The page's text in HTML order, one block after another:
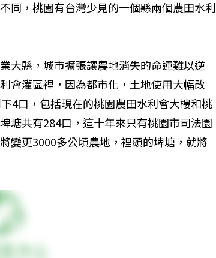
同，桃園有台灣少見的一個縣兩個農田水利
大縣，城市擴張讓農地消失的命運難以逆
會灌區裡，因為都市化，土地使用大幅改
4口，包括現在的桃園農田水利會大樓和桃
塘共有284口，這十年來只有桃園市司法園
變更3000多公頃農地，裡頭的埤塘，就將